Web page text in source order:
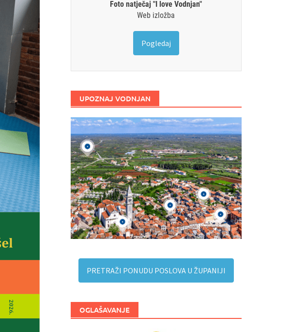
Foto natječaj "I love Vodnjan"
Web izložba
Pogledaj
UPOZNAJ VODNJAN
PRETRAŽI PONUDU POSLOVA U ŽUPANIJI
OGLAŠAVANJE